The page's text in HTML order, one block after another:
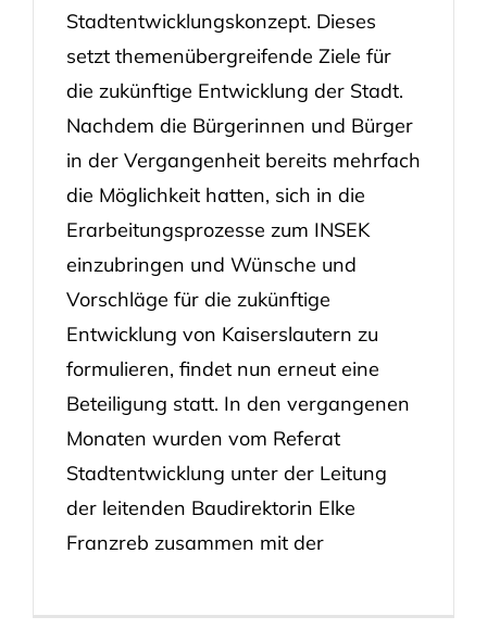
Stadtentwicklungskonzept. Dieses
setzt themenübergreifende Ziele für
die zukünftige Entwicklung der Stadt.
Nachdem die Bürgerinnen und Bürger
in der Vergangenheit bereits mehrfach
die Möglichkeit hatten, sich in die
Erarbeitungsprozesse zum INSEK
einzubringen und Wünsche und
Vorschläge für die zukünftige
Entwicklung von Kaiserslautern zu
formulieren, findet nun erneut eine
Beteiligung statt. In den vergangenen
Monaten wurden vom Referat
Stadtentwicklung unter der Leitung
der leitenden Baudirektorin Elke
Franzreb zusammen mit der